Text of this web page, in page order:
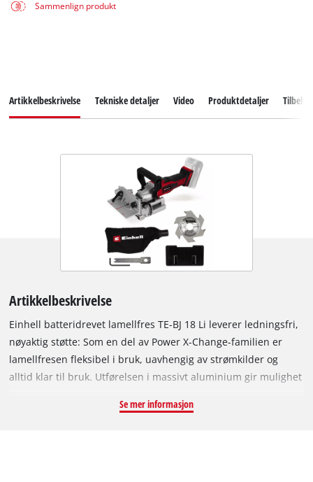
Sammenlign produkt
Artikkelbeskrivelse Tekniske detaljer Video Produktdetaljer
Artikkelbeskrivelse
Einhell batteridrevet lamellfres TE-BJ 18 Li leverer ledningsfri,
nøyaktig støtte: Som en del av Power X-Change-familien er
lamellfresen fleksibel i bruk, uavhengig av strømkilder og
alltid klar til bruk. Utførelsen i massivt aluminium gir mulighet
til alle vanlige lamellstørrelser inntil type 20. Den fleksible
Se mer informasjon